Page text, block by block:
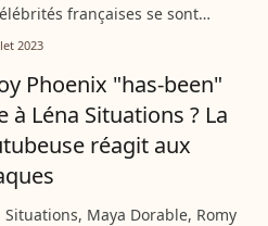
françaises se sont
rendez-vous au Grand Rex.
à frou-frou et une Miss
2023
Phoenix "has-been"
à Léna Situations ? La
réagit aux
Situations, Maya Dorable, Romy